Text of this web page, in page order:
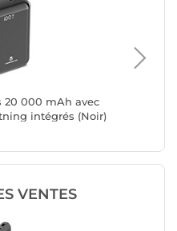
20 000 mAh avec
intégrés (Noir)
VENTES